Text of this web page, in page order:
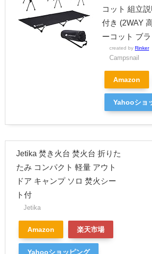
コット 組立
付き (2WAY
ーコット ブ
created by Rinker
Campsnail
Amazon
Yahooショ
Jetika 焚き火台 焚火台 折りた
たみ コンパクト 軽量 アウト
ドア キャンプ ソロ 焚火シー
ト付
Jetika
Amazon 楽天市場
Yahooショッピング